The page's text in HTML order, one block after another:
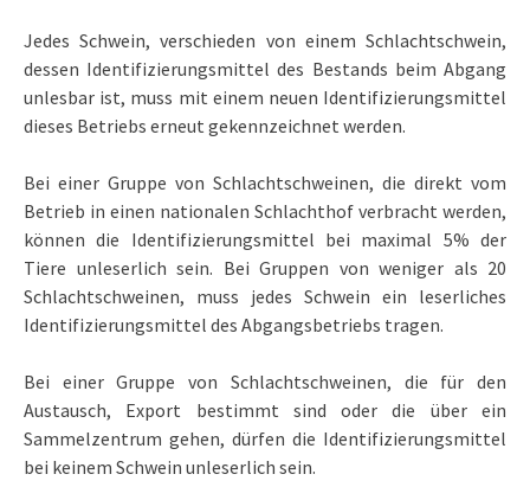
Jedes Schwein, verschieden von einem Schlachtschwein,
dessen Identifizierungsmittel des Bestands beim Abgang
unlesbar ist, muss mit einem neuen Identifizierungsmittel
dieses Betriebs erneut gekennzeichnet werden.
Bei einer Gruppe von Schlachtschweinen, die direkt vom
Betrieb in einen nationalen Schlachthof verbracht werden,
können die Identifizierungsmittel bei maximal 5% der
Tiere unleserlich sein. Bei Gruppen von weniger als 20
Schlachtschweinen, muss jedes Schwein ein leserliches
Identifizierungsmittel des Abgangsbetriebs tragen.
Bei einer Gruppe von Schlachtschweinen, die für den
Austausch, Export bestimmt sind oder die über ein
Sammelzentrum gehen, dürfen die Identifizierungsmittel
bei keinem Schwein unleserlich sein.